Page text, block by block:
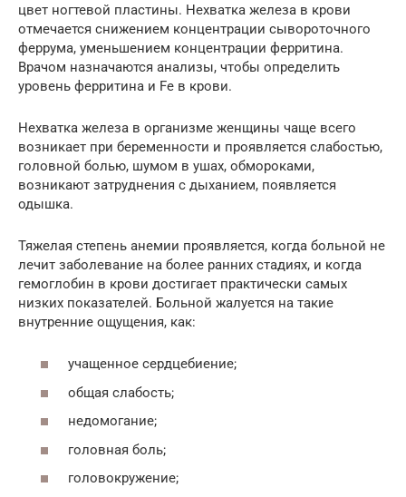
цвет ногтевой пластины. Нехватка железа в крови
отмечается снижением концентрации сывороточного
феррума, уменьшением концентрации ферритина.
Врачом назначаются анализы, чтобы определить
уровень ферритина и Fe в крови.
Нехватка железа в организме женщины чаще всего
возникает при беременности и проявляется слабостью,
головной болью, шумом в ушах, обмороками,
возникают затруднения с дыханием, появляется
одышка.
Тяжелая степень анемии проявляется, когда больной не
лечит заболевание на более ранних стадиях, и когда
гемоглобин в крови достигает практически самых
низких показателей. Больной жалуется на такие
внутренние ощущения, как:
учащенное сердцебиение;
общая слабость;
недомогание;
головная боль;
головокружение;